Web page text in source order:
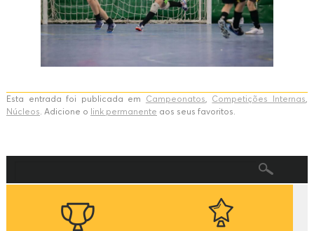
Esta entrada foi publicada em Campeonatos, Competições Internas,
Núcleos. Adicione o link permanente aos seus favoritos.